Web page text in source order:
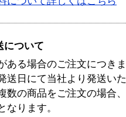
について
ある場合のご注文につき
送日にて当社より発送い
数の商品をご注文の場合
なります。